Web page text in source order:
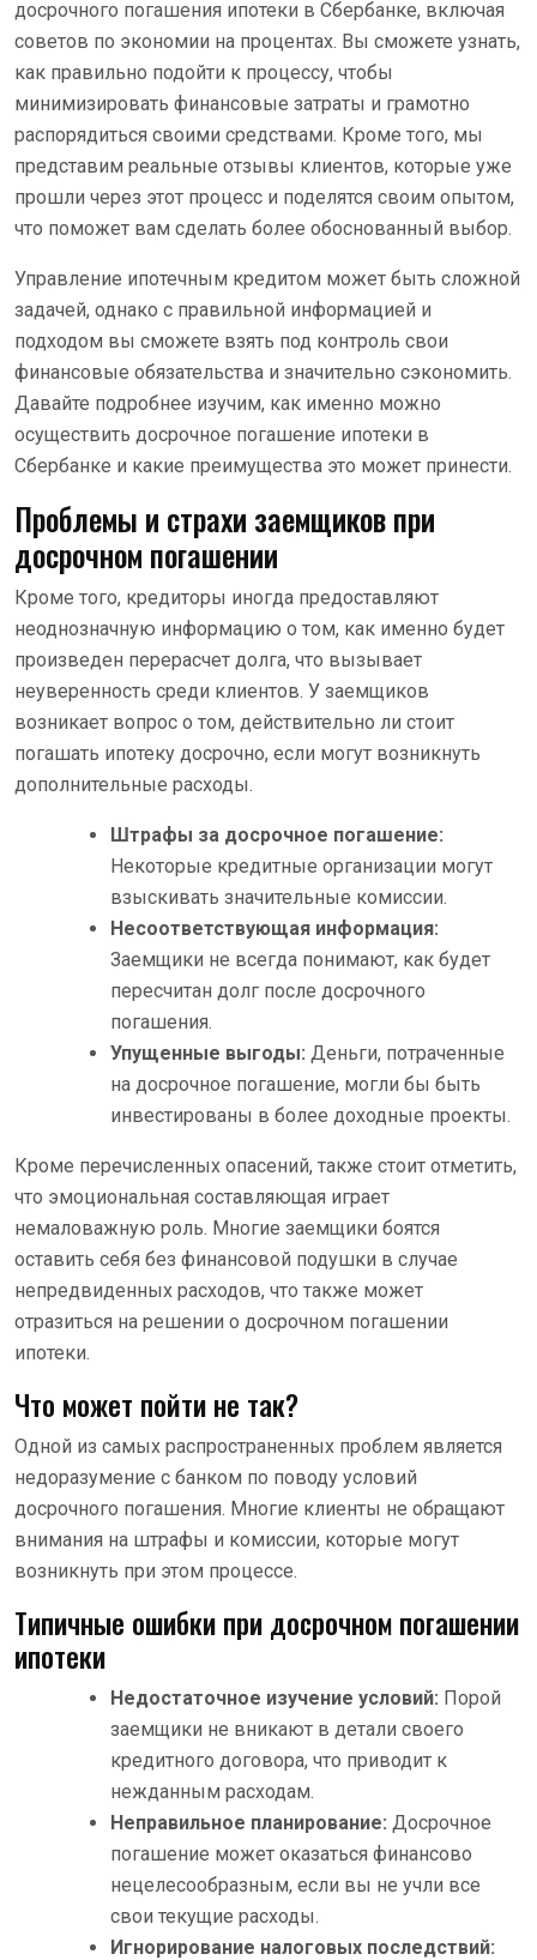
досрочного погашения ипотеки в Сбербанке, включая
советов по экономии на процентах. Вы сможете узнать,
как правильно подойти к процессу, чтобы
минимизировать финансовые затраты и грамотно
распорядиться своими средствами. Кроме того, мы
представим реальные отзывы клиентов, которые уже
прошли через этот процесс и поделятся своим опытом,
что поможет вам сделать более обоснованный выбор.
Управление ипотечным кредитом может быть сложной
задачей, однако с правильной информацией и
подходом вы сможете взять под контроль свои
финансовые обязательства и значительно сэкономить.
Давайте подробнее изучим, как именно можно
осуществить досрочное погашение ипотеки в
Сбербанке и какие преимущества это может принести.
Проблемы и страхи заемщиков при
досрочном погашении
Кроме того, кредиторы иногда предоставляют
неоднозначную информацию о том, как именно будет
произведен перерасчет долга, что вызывает
неуверенность среди клиентов. У заемщиков
возникает вопрос о том, действительно ли стоит
погашать ипотеку досрочно, если могут возникнуть
дополнительные расходы.
Штрафы за досрочное погашение:
Некоторые кредитные организации могут
взыскивать значительные комиссии.
Несоответствующая информация:
Заемщики не всегда понимают, как будет
пересчитан долг после досрочного
погашения.
Упущенные выгоды: Деньги, потраченные
на досрочное погашение, могли бы быть
инвестированы в более доходные проекты.
Кроме перечисленных опасений, также стоит отметить,
что эмоциональная составляющая играет
немаловажную роль. Многие заемщики боятся
оставить себя без финансовой подушки в случае
непредвиденных расходов, что также может
отразиться на решении о досрочном погашении
ипотеки.
Что может пойти не так?
Одной из самых распространенных проблем является
недоразумение с банком по поводу условий
досрочного погашения. Многие клиенты не обращают
внимания на штрафы и комиссии, которые могут
возникнуть при этом процессе.
Типичные ошибки при досрочном погашении
ипотеки
Недостаточное изучение условий: Порой
заемщики не вникают в детали своего
кредитного договора, что приводит к
нежданным расходам.
Неправильное планирование: Досрочное
погашение может оказаться финансово
нецелесообразным, если вы не учли все
свои текущие расходы.
Игнорирование налоговых последствий: